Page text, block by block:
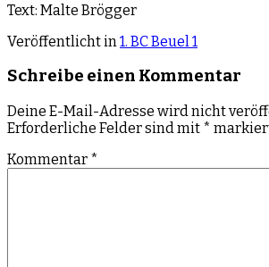
Text: Malte Brögger
Veröffentlicht in 1. BC Beuel 1
Schreibe einen Kommentar
Deine E-Mail-Adresse wird nicht
Erforderliche Felder sind mit *
Kommentar *